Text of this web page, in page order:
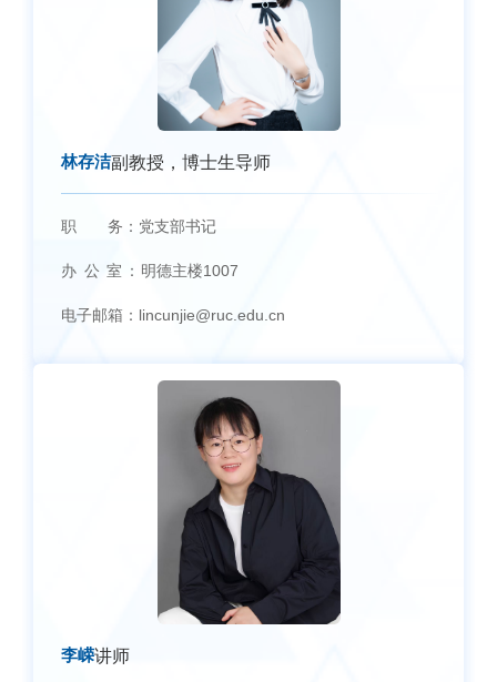
林存洁副教授，博士生导师
职 务： 党支部书记
办 公 室： 明德主楼1007
电子邮箱： lincunjie@ruc.edu.cn
李嵘讲师